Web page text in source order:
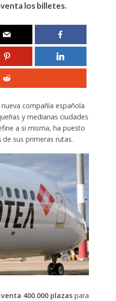
los billetes.
nueva compañía española
y medianas ciudades
a si misma, ha puesto
de sus primeras rutas.
venta 400.000 plazaspara